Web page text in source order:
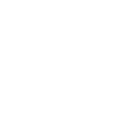
po góle odhalil dres,
po strate otca
za pár minút: Hrdinom
Polťák
Ferran Torres sa